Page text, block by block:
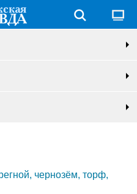
чернозём, торф,